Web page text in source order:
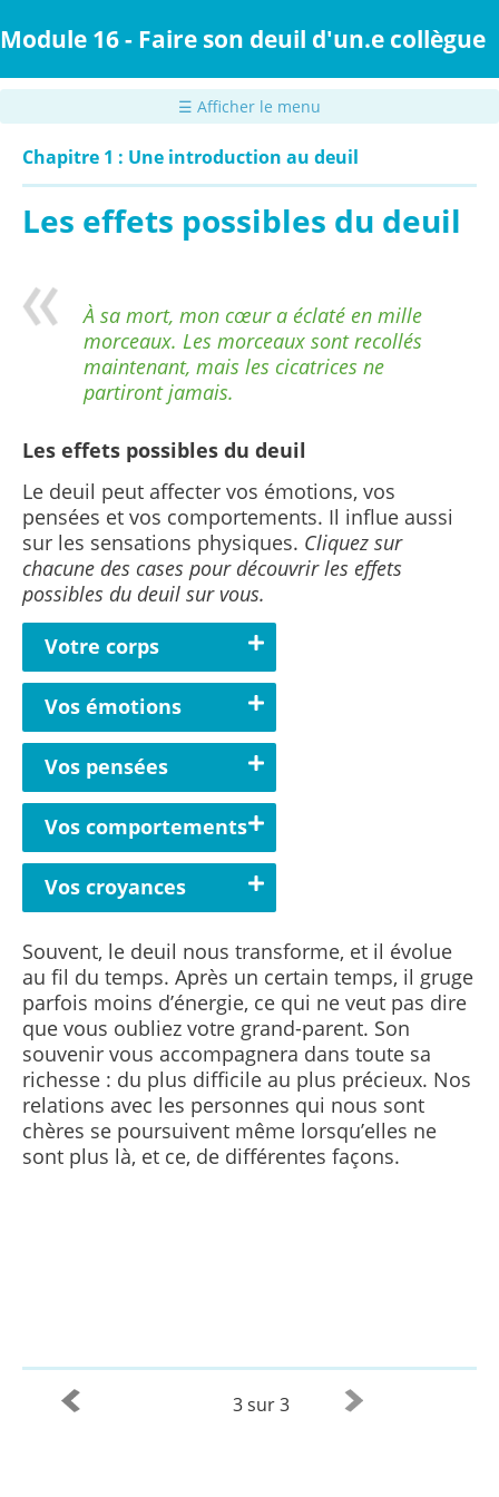
au
principal
Module 16 - Faire son deuil d'un.e collègue
☰ Afficher le menu
Chapitre 1 : Une introduction au deuil
Les effets possibles du deuil
À sa mort, mon cœur a éclaté en mille
morceaux. Les morceaux sont recollés
maintenant, mais les cicatrices ne
partiront jamais.
Les effets possibles du deuil
Le deuil peut affecter vos émotions, vos
pensées et vos comportements. Il influe aussi
sur les sensations physiques. Cliquez sur
chacune des cases pour découvrir les effets
possibles du deuil sur vous.
Votre corps
Vos émotions
Vos pensées
Vos comportements
Vos croyances
Souvent, le deuil nous transforme, et il évolue
au fil du temps. Après un certain temps, il gruge
parfois moins d’énergie, ce qui ne veut pas dire
que vous oubliez votre grand-parent. Son
souvenir vous accompagnera dans toute sa
richesse : du plus difficile au plus précieux. Nos
relations avec les personnes qui nous sont
chères se poursuivent même lorsqu’elles ne
sont plus là, et ce, de différentes façons.
3 sur 3